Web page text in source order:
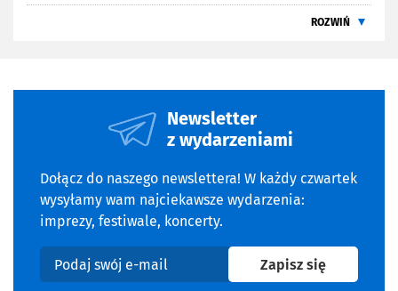
ROZWIŃ
Newsletter
z wydarzeniami
Dołącz do naszego newslettera! W każdy czwartek
wysyłamy wam najciekawsze wydarzenia:
imprezy, festiwale, koncerty.
Podaj swój e-mail
Zapisz sięna